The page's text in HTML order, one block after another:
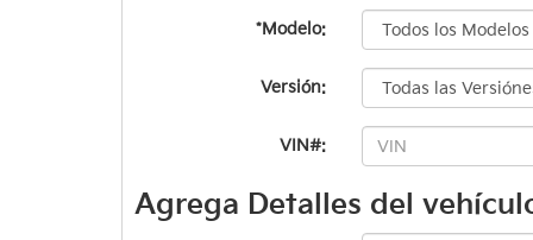
*Modelo:
Versión:
VIN#:
Agrega Detalles del